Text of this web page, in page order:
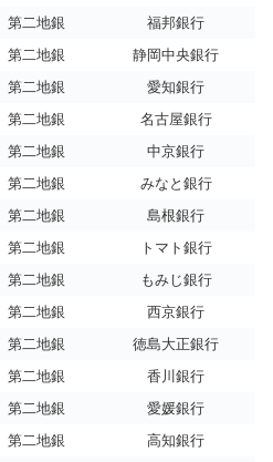
第二地銀
福邦銀行
第二地銀
静岡中央銀行
第二地銀
愛知銀行
第二地銀
名古屋銀行
第二地銀
中京銀行
第二地銀
みなと銀行
第二地銀
島根銀行
第二地銀
トマト銀行
第二地銀
もみじ銀行
第二地銀
西京銀行
第二地銀
徳島大正銀行
第二地銀
香川銀行
第二地銀
愛媛銀行
第二地銀
高知銀行